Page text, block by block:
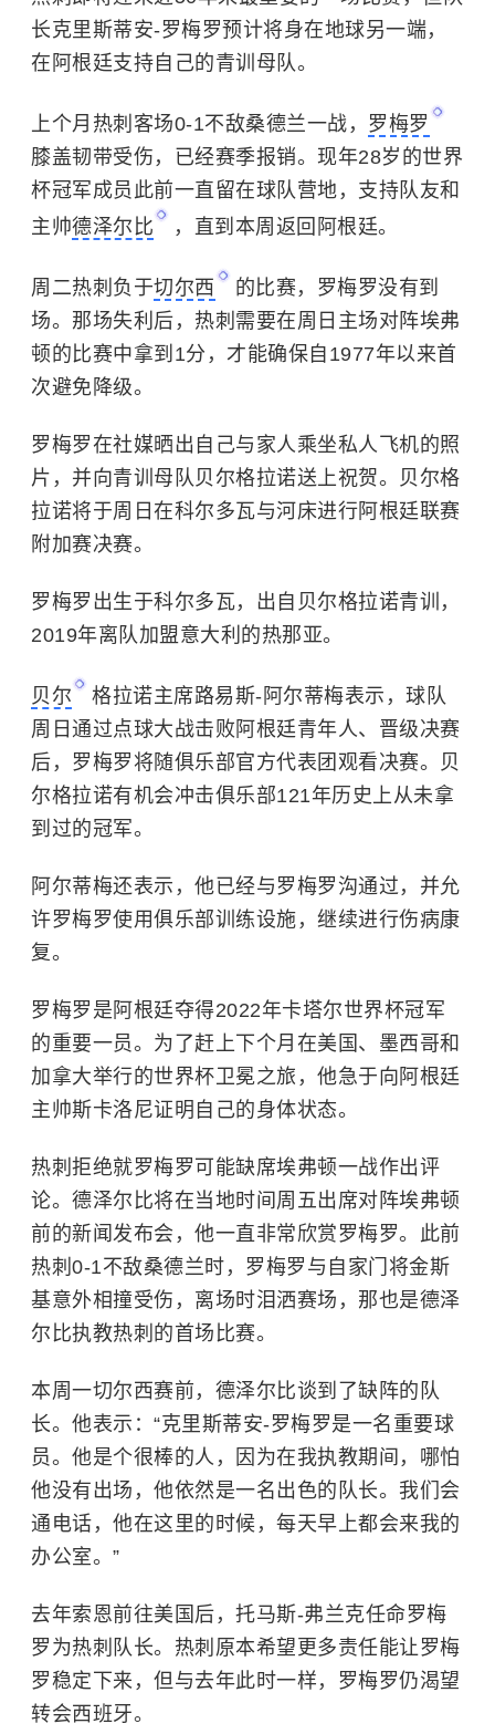
长克里斯蒂安-罗梅罗预计将身在地球另一端，
在阿根廷支持自己的青训母队。
上个月热刺客场0-1不敌桑德兰一战， 罗梅罗
膝盖韧带受伤，已经赛季报销。现年28岁的世界
杯冠军成员此前一直留在球队营地，支持队友和
主帅德泽尔比 ，直到本周返回阿根廷。
周二热刺负于切尔西
的比赛，罗梅罗没有到
场。那场失利后，热刺需要在周日主场对阵埃弗
顿的比赛中拿到1分，才能确保自1977年以来首
次避免降级。
罗梅罗在社媒晒出自己与家人乘坐私人飞机的照
片，并向青训母队贝尔格拉诺送上祝贺。贝尔格
拉诺将于周日在科尔多瓦与河床进行阿根廷联赛
附加赛决赛。
罗梅罗出生于科尔多瓦，出自贝尔格拉诺青训，
2019年离队加盟意大利的热那亚。
贝尔
格拉诺主席路易斯-阿尔蒂梅表示，球队
周日通过点球大战击败阿根廷青年人、晋级决赛
后，罗梅罗将随俱乐部官方代表团观看决赛。贝
尔格拉诺有机会冲击俱乐部121年历史上从未拿
到过的冠军。
阿尔蒂梅还表示，他已经与罗梅罗沟通过，并允
许罗梅罗使用俱乐部训练设施，继续进行伤病康
复。
罗梅罗是阿根廷夺得2022年卡塔尔世界杯冠军
的重要一员。为了赶上下个月在美国、墨西哥和
加拿大举行的世界杯卫冕之旅，他急于向阿根廷
主帅斯卡洛尼证明自己的身体状态。
热刺拒绝就罗梅罗可能缺席埃弗顿一战作出评
论。德泽尔比将在当地时间周五出席对阵埃弗顿
前的新闻发布会，他一直非常欣赏罗梅罗。此前
热刺0-1不敌桑德兰时，罗梅罗与自家门将金斯
基意外相撞受伤，离场时泪洒赛场，那也是德泽
尔比执教热刺的首场比赛。
本周一切尔西赛前，德泽尔比谈到了缺阵的队
长。他表示：“克里斯蒂安-罗梅罗是一名重要球
员。他是个很棒的人，因为在我执教期间，哪怕
他没有出场，他依然是一名出色的队长。我们会
通电话，他在这里的时候，每天早上都会来我的
办公室。”
去年索恩前往美国后，托马斯-弗兰克任命罗梅
罗为热刺队长。热刺原本希望更多责任能让罗梅
罗稳定下来，但与去年此时一样，罗梅罗仍渴望
转会西班牙。